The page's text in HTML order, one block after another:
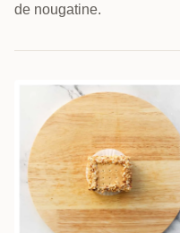
de nougatine.